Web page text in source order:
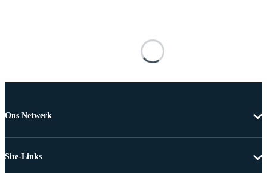
Ons Netwerk
Site-Links